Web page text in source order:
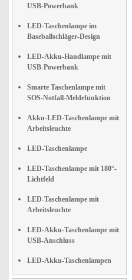
USB-Powerbank
LED-Taschenlampe im
Baseballschläger-Design
LED-Akku-Handlampe mit
USB-Powerbank
Smarte Taschenlampe mit
SOS-Notfall-Meldefunktion
Akku-LED-Taschenlampe mit
Arbeitsleuchte
LED-Taschenlampe
LED-Taschenlampe mit 180°-
Lichtfeld
LED-Taschenlampe mit
Arbeitsleuchte
LED-Akku-Taschenlampe mit
USB-Anschluss
LED-Akku-Taschenlampen